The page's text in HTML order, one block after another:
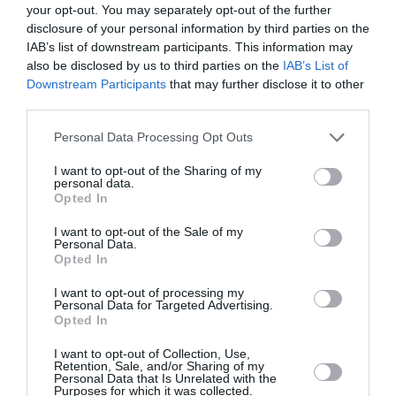
your opt-out. You may separately opt-out of the further
disclosure of your personal information by third parties on the
IAB’s list of downstream participants. This information may
also be disclosed by us to third parties on the IAB’s List of
Downstream Participants that may further disclose it to other
Personal Data Processing Opt Outs
I want to opt-out of the Sharing of my
personal data.
Opted In
I want to opt-out of the Sale of my
Personal Data.
Opted In
I want to opt-out of processing my
Personal Data for Targeted Advertising.
Opted In
I want to opt-out of Collection, Use,
Retention, Sale, and/or Sharing of my
Personal Data that Is Unrelated with the
Purposes for which it was collected.
Με απόφαση της υφυπουργού Παιδείας, Δόμνας
Μιχαηλίδου, εγκρίθηκε τις προηγούμενες ημέρες η
μετονομασία του 10 ου Πειραματικού Σχολείου...
Πειραματικό Δημοτικό Σχολείο
Καλαμάτας: Έναρξη των ομίλων